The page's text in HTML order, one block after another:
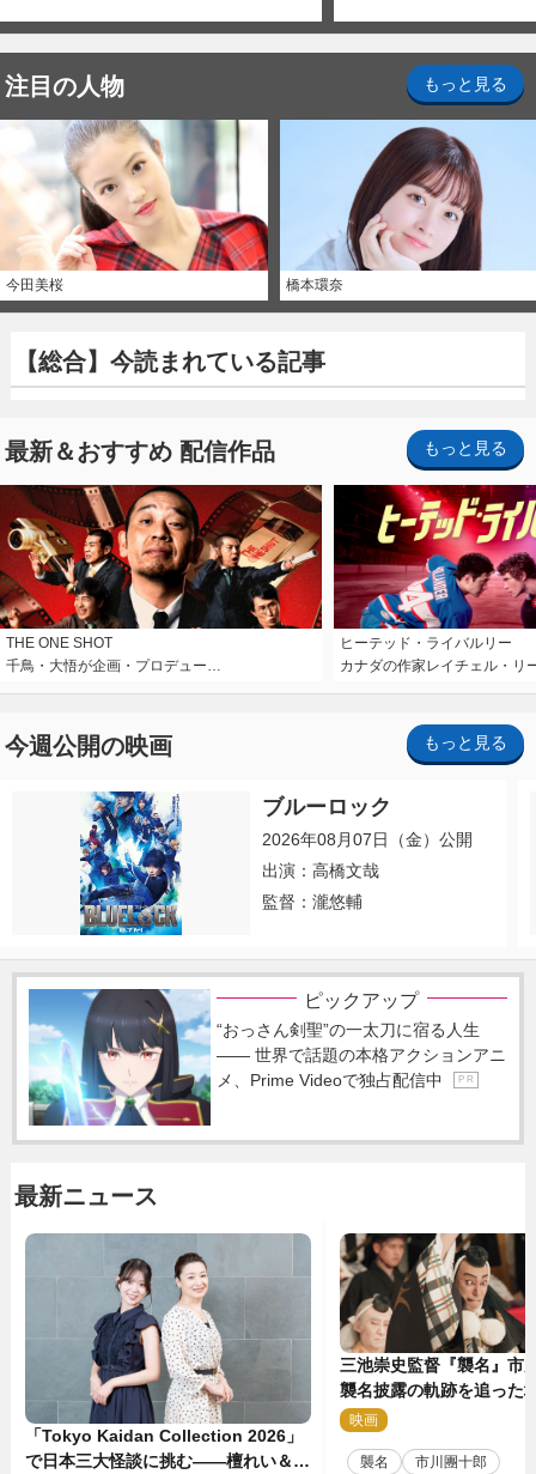
注目の人物 もっと見る
今田美桜 橋本環奈
【総合】今読まれている記事
最新＆おすすめ 配信作品 もっと見る
THE ONE SHOT
千鳥・大悟が企画・プロデュー…
ヒーテッド・ライバルリー
カナダの作家レイチェル・リ
今週公開の映画 もっと見る
ブルーロック
2026年08月07日（金）公開
出演：高橋文哉
監督：瀧悠輔
ピックアップ
“おっさん剣聖”の一太刀に宿る人生
―― 世界で話題の本格アクションアニ
メ、Prime Videoで独占配信中
P R
最新ニュース
「Tokyo Kaidan Collection 2026」
で日本三大怪談に挑む――檀れい＆阪
三池崇史監督『襲名』市
襲名披露の軌跡を追った
点解禁！
映画
襲名 市川團十郎